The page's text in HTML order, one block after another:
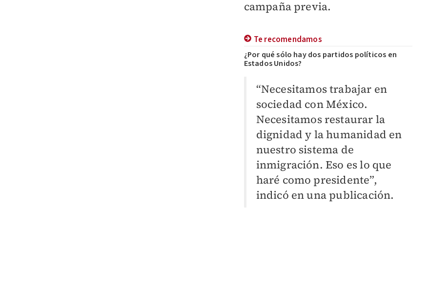
campaña previa.
Te recomendamos
¿Por qué sólo hay dos partidos políticos en
Estados Unidos?
“Necesitamos trabajar en
sociedad con México.
Necesitamos restaurar la
dignidad y la humanidad en
nuestro sistema de
inmigración. Eso es lo que
haré como presidente”,
indicó en una publicación.